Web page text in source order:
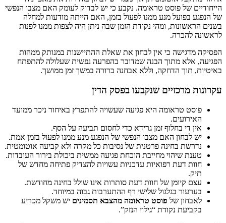
הייחודיים של פוסט טראומה. נקבע כי יש לבדוק לעומק האם מצבו הנפשי
של הנפגע בפועל מנע ממנו לפעול בזמן, האם הייתה מודעות למחלה
בשנים הראשונות, ומהי נקודת הזמן שבה ניתן היה לצפות ממנו לפנות
לראשונה להכרה.
הפסיקה מדגישה כי אין לבחון את שאלת ההתיישנות במנותק ממהות
הפגיעה, אלא מתוך הבנה שמדובר בהפרעה נפשית שעלולה להתפתח
באיטיות, תוך הדחקה, וללא אבחנה ברורה במשך זמן ממושך.
עקרונות מרכזיים שנקבעו בפסק הדין
פוסט טראומה היא פגיעה שעשויה להתפרץ באיחור ניכר ממועד
האירועים.
אין די בחלוף זמן גרידא כדי לחסום תביעה על הסף.
יש לבחון האם מצבו הנפשי של הנפגע מנע ממנו לפעול בזמן אמת.
נדרשת בחינה פרטנית של נסיבות כל מקרה ולא קביעה אוטומטית.
טענת שיהוי מחייבת הוכחת פגיעה ממשית ביכולת בירור העובדות.
חוות דעת רפואיות עדכניות עשויות להצדיק פתיחה מחדש של
תיק.
עצם קיומן של חוות דעת סותרות אינו שולל בחינה מחודשת.
בערעור בגלגול שלישי רף ההתערבות גבוה במיוחד.
לאבחון של פוסט טראומה מהצבא תסמינים יש משקל מכריע
בקביעת נקודת “גילוי הנזק”.